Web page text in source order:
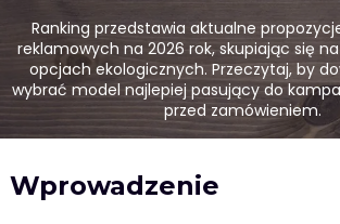
Ranking przedstawia aktualne
reklamowych na 2026 rok, skupiając się
opcjach ekologicznych. Przeczytaj, by
wybrać model najlepiej pasujący do
przed zamówieniem.
Wprowadzenie